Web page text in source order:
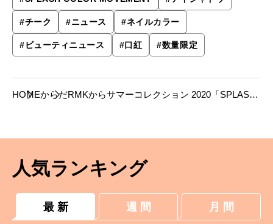
#チーク #ニュース #ネイルカラー
#ビューティニュース #口紅 #数量限定
HOMEからだRMKからサマーコレクション 2020「SPLASH
人気ランキング
最 新 週 間 月 間